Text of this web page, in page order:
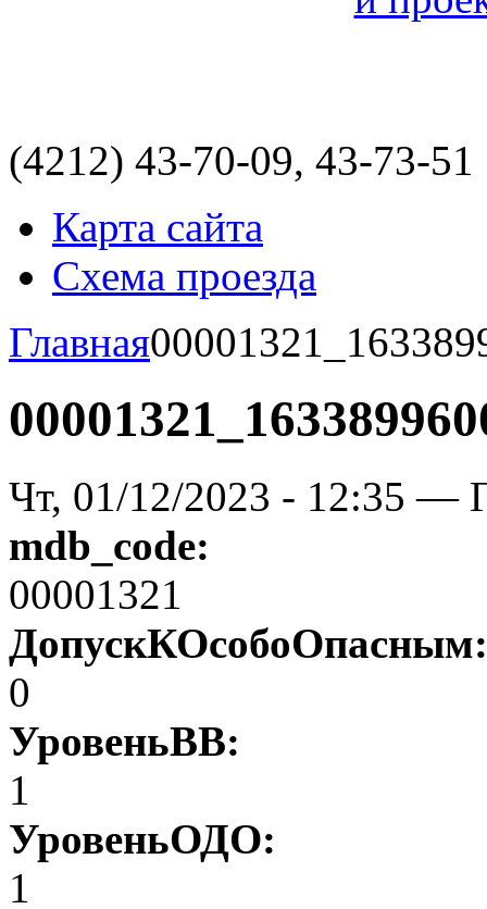
(4212) 43-70-09, 43-73-51
Карта сайта
Схема проезда
Главная
Чт, 01/12/2023 - 12:35 —
mdb_code:
00001321
0
УровеньВВ:
1
УровеньОДО:
1